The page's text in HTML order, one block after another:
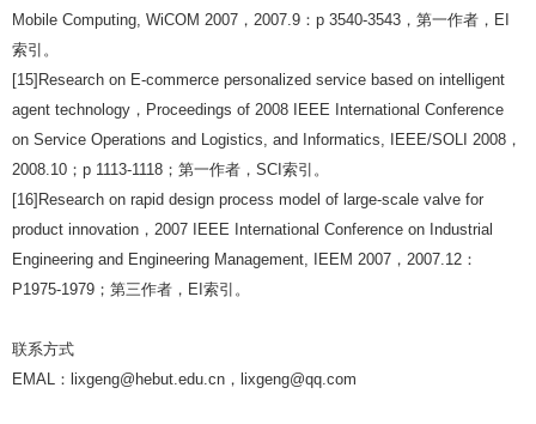
Mobile Computing, WiCOM 2007 ， 2007.9 ： p 3540-3543 ，第一作者， EI
索引。
[15]Research on E-commerce personalized service based on intelligent
agent technology ， Proceedings of 2008 IEEE International Conference
on Service Operations and Logistics, and Informatics, IEEE/SOLI 2008 ，
2008.10 ； p 1113-1118 ；第一作者， SCI 索引。
[16]Research on rapid design process model of large-scale valve for
product innovation ， 2007 IEEE International Conference on Industrial
Engineering and Engineering Management, IEEM 2007 ， 2007.12 ：
P1975-1979 ；第三作者， EI 索引。
联系方式
EMAL ： lixgeng@hebut.edu.cn ， lixgeng@qq.com